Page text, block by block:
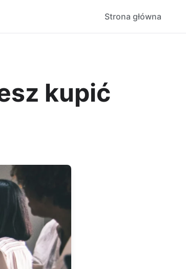
Strona główna
kupić